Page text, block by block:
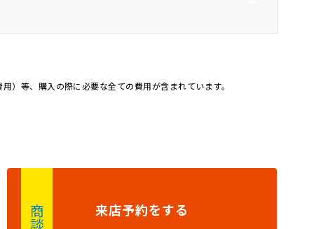
ム
等、購入の際に必要な全ての費用が含まれています。
来店予約をする